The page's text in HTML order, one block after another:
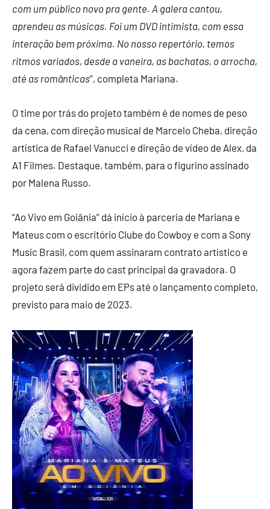
com um público novo pra gente. A galera cantou,
aprendeu as músicas. Foi um DVD intimista, com essa
interação bem próxima. No nosso repertório, temos
ritmos variados, desde a vaneira, as bachatas, o arrocha,
até as românticas”, completa Mariana.
O time por trás do projeto também é de nomes de peso
da cena, com direção musical de Marcelo Cheba, direção
artística de Rafael Vanucci e direção de vídeo de Alex, da
A1 Filmes. Destaque, também, para o figurino assinado
por Malena Russo.
“Ao Vivo em Goiânia” dá início à parceria de Mariana e
Mateus com o escritório Clube do Cowboy e com a Sony
Music Brasil, com quem assinaram contrato artístico e
agora fazem parte do cast principal da gravadora. O
projeto será dividido em EPs até o lançamento completo,
previsto para maio de 2023.